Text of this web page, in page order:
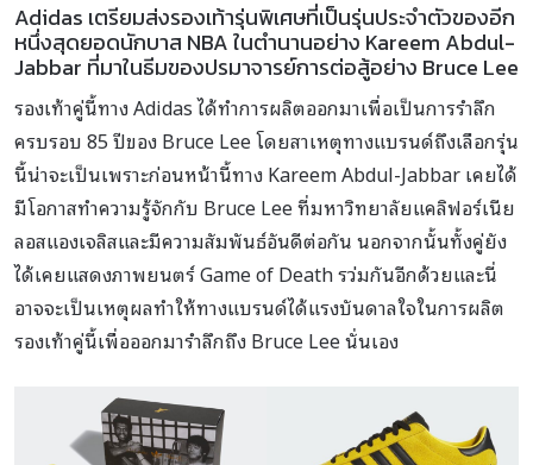
Adidas เตรียมส่งรองเท้ารุ่นพิเศษที่เป็นรุ่นประจำตัวของอีก
หนึ่งสุดยอดนักบาส NBA ในตำนานอย่าง Kareem Abdul-
Jabbar ที่มาในธีมของปรมาจารย์การต่อสู้อย่าง Bruce Lee
รองเท้าคู่นี้ทาง Adidas ได้ทำการผลิตออกมาเพื่อเป็นการรำลึก
ครบรอบ 85 ปีของ Bruce Lee โดยสาเหตุทางแบรนด์ถึงเลือกรุ่น
นี้น่าจะเป็นเพราะก่อนหน้านี้ทาง Kareem Abdul-Jabbar เคยได้
มีโอกาสทำความรู้จักกับ Bruce Lee ที่มหาวิทยาลัยแคลิฟอร์เนีย
ลอสแองเจลิสและมีความสัมพันธ์อันดีต่อกัน นอกจากนั้นทั้งคู่ยัง
ได้เคยแสดงภาพยนตร์ Game of Death รว่มกันอีกด้วยและนี่
อาจจะเป็นเหตุผลทำให้ทางแบรนด์ได้แรงบันดาลใจในการผลิต
รองเท้าคู่นี้เพื่อออกมารำลึกถึง Bruce Lee นั่นเอง